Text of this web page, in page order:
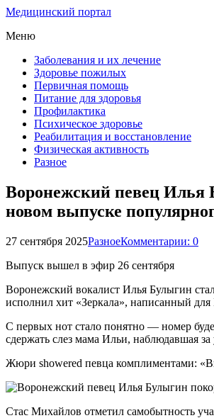
Медицинский портал
Меню
Заболевания и их лечение
Здоровье пожилых
Первичная помощь
Питание для здоровья
Профилактика
Психическое здоровье
Реабилитация и восстановление
Физическая активность
Разное
Воронежский певец Илья
новом выпуске
27 сентября 2025РазноеКомментарии: 0
Выпуск вышел в эфир 26 сентября
Воронежский вокалист Илья Булыгин
исполнил хит «Зеркала», написанный
С первых нот стало понятно — номер
сдержать слез мама Ильи, наблюдавшая
Жюри showered певца комплиментами:
Стас Михайлов отметил самобытность